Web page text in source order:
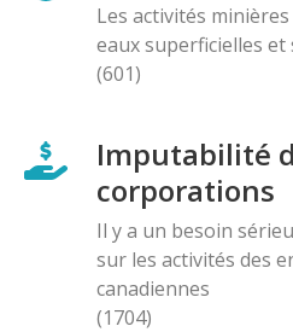
Les activités
eaux superficielles
(601)
Imputabilité
corporations
Il y a un besoin
sur les activités des
canadiennes
(1704)